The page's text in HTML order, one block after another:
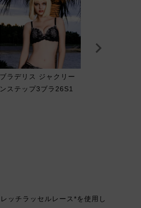
ブラデリス ジャクリー
ンステップ3ブラ26S1
ッチラッセルレース*を使用し